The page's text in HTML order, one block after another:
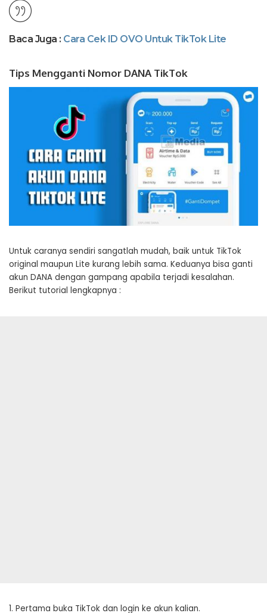
Baca Juga : Cara Cek ID OVO Untuk TikTok Lite
Tips Mengganti Nomor DANA TikTok
Untuk caranya sendiri sangatlah mudah, baik untuk TikTok
original maupun Lite kurang lebih sama. Keduanya bisa ganti
akun DANA dengan gampang apabila terjadi kesalahan.
Berikut tutorial lengkapnya :
1. Pertama buka TikTok dan login ke akun kalian.